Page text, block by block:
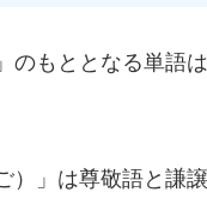
のもととなる単語
）」は尊敬語と謙